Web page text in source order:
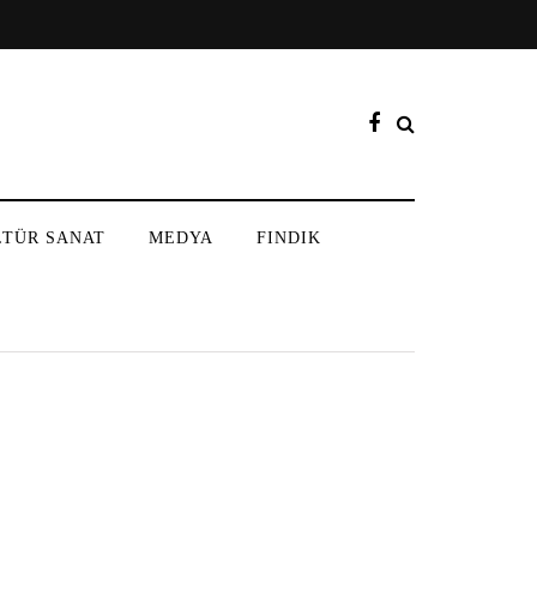
SANAT MEDYA FINDIK